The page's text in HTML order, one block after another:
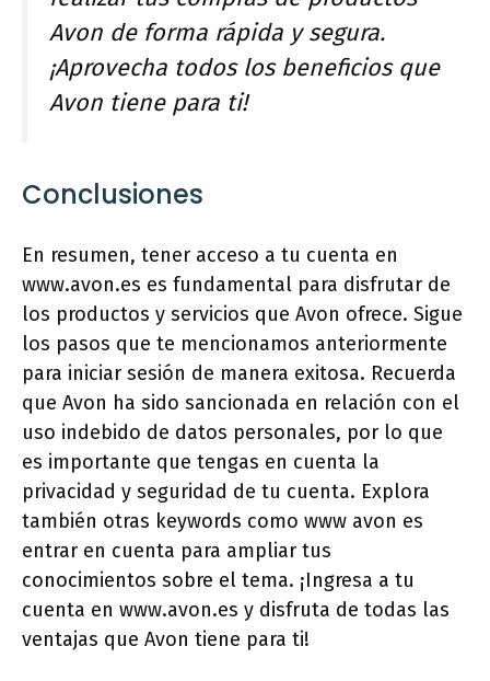
Avon de forma rápida y segura.
¡Aprovecha todos los beneficios que
Avon tiene para ti!
Conclusiones
En resumen, tener acceso a tu cuenta en
www.avon.es es fundamental para disfrutar de
los productos y servicios que Avon ofrece. Sigue
los pasos que te mencionamos anteriormente
para iniciar sesión de manera exitosa. Recuerda
que Avon ha sido sancionada en relación con el
uso indebido de datos personales, por lo que
es importante que tengas en cuenta la
privacidad y seguridad de tu cuenta. Explora
también otras keywords como www avon es
entrar en cuenta para ampliar tus
conocimientos sobre el tema. ¡Ingresa a tu
cuenta en www.avon.es y disfruta de todas las
ventajas que Avon tiene para ti!